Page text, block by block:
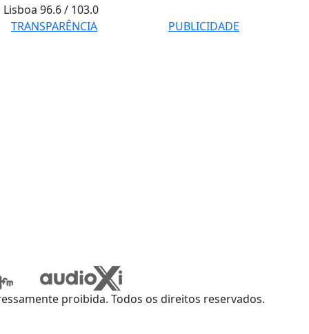
Lisboa96.6 / 103.0
TRANSPARÊNCIA
PUBLICIDADE
proibida. Todos os direitos reservados.